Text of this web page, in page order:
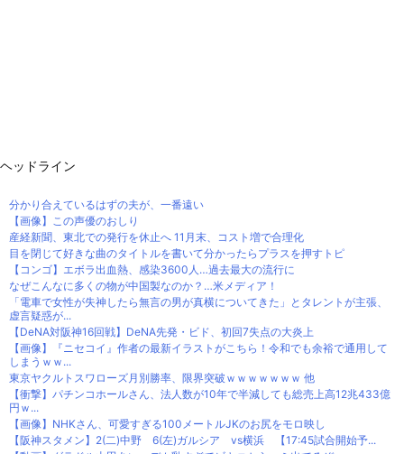
ヘッドライン
分かり合えているはずの夫が、一番遠い
【画像】この声優のおしり
産経新聞、東北での発行を休止へ 11月末、コスト増で合理化
目を閉じて好きな曲のタイトルを書いて分かったらプラスを押すトピ
【コンゴ】エボラ出血熱、感染3600人…過去最大の流行に
なぜこんなに多くの物が中国製なのか？…米メディア！
「電車で女性が失神したら無言の男が真横についてきた」とタレントが主張、
虚言疑惑が...
【DeNA対阪神16回戦】DeNA先発・ビド、初回7失点の大炎上
【画像】『ニセコイ』作者の最新イラストがこちら！令和でも余裕で通用して
しまうｗｗ...
東京ヤクルトスワローズ月別勝率、限界突破ｗｗｗｗｗｗｗ 他
【衝撃】パチンコホールさん、法人数が10年で半減しても総売上高12兆433億
円ｗ...
【画像】NHKさん、可愛すぎる100メートルJKのお尻をモロ映し
【阪神スタメン】2(二)中野 6(左)ガルシア vs横浜 【17:45試合開始予...